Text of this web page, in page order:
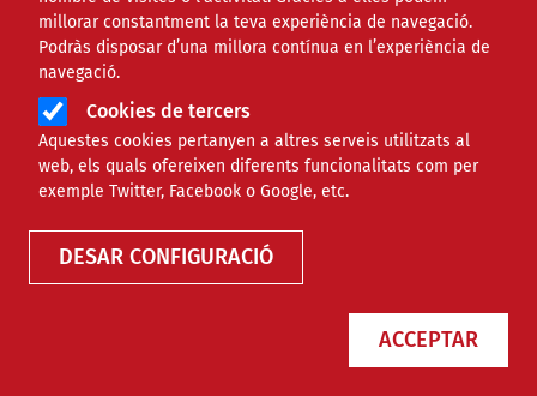
millorar constantment la teva experiència de navegació.
Podràs disposar d’una millora contínua en l’experiència de
navegació.
Cookies de tercers
Aquestes cookies pertanyen a altres serveis utilitzats al
web, els quals ofereixen diferents funcionalitats com per
exemple Twitter, Facebook o Google, etc.
DESAR CONFIGURACIÓ
ACCEPTAR
voluntariat és una eina per a
créixer i veure altres realitats
que de vegades no veiem"
Comparteix
X Compartir en altres xarxes socials